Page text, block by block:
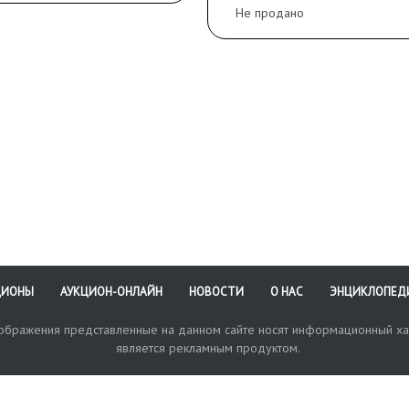
Не продано
АУКЦИОН-ОНЛАЙН НОВОСТИ О НАС
представленные на данном сайте носят информационный
является рекламным продуктом.